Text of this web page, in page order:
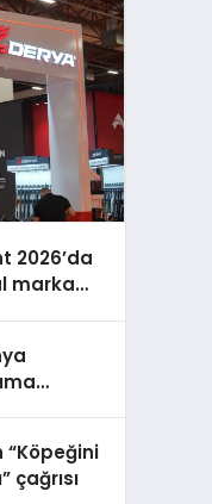
2026’da
marka
“Köpeğini
çağrısı